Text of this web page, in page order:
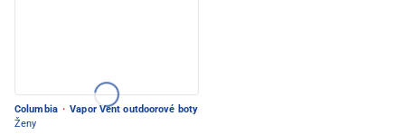
Columbia · Vapor Vent outdoorové boty
Ženy